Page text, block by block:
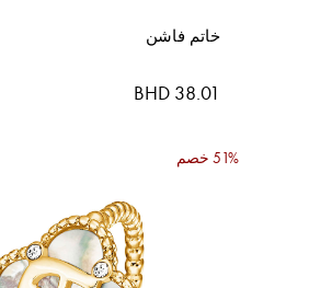
خاتم فاشن
BHD 38.01
51% خصم